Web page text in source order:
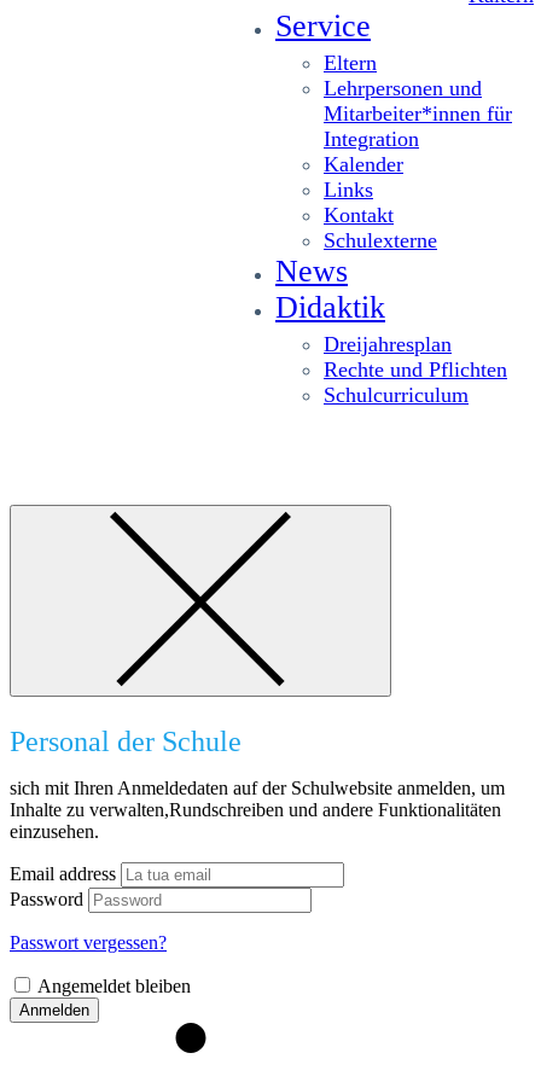
Service
Eltern
Lehrpersonen und
Mitarbeiter*innen für
Integration
Kalender
Links
Kontakt
Schulexterne
News
Didaktik
Dreijahresplan
Rechte und Pflichten
Schulcurriculum
Personal der Schule
sich mit Ihren Anmeldedaten auf der Schulwebsite anmelden, um
Inhalte zu verwalten,Rundschreiben und andere Funktionalitäten
einzusehen.
Email address
Password
Passwort vergessen?
Angemeldet bleiben
Anmelden